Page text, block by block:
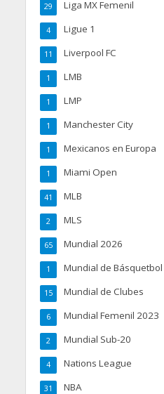
Liga MX Femenil
29
Ligue 1
4
Liverpool FC
11
LMB
1
LMP
1
Manchester City
1
Mexicanos en Europa
1
Miami Open
1
MLB
41
MLS
2
Mundial 2026
65
Mundial de
1
Mundial de Clubes
15
Mundial Femenil 2023
6
Mundial Sub-20
2
Nations League
4
NBA
31